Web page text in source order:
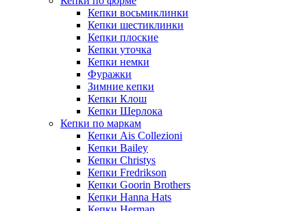
Кепки восьмиклинки
Кепки шестиклинки
Кепки плоские
Кепки уточка
Кепки немки
Фуражки
Зимние кепки
Кепки Клош
Кепки Шерлока
Кепки по маркам
Кепки Ais Collezioni
Кепки Bailey
Кепки Christys
Кепки Fredrikson
Кепки Goorin Brothers
Кепки Hanna Hats